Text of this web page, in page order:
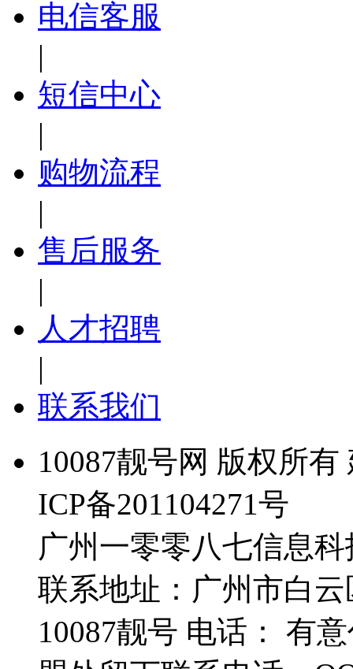
电信客服
|
短信中心
|
购物流程
|
售后服务
|
人才招聘
|
联系我们
10087靓号网 版权所
ICP备201104271号
广州一零零八七信息
联系地址：广州市白
10087靓号 电话： 有